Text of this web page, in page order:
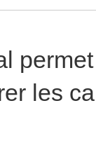
les